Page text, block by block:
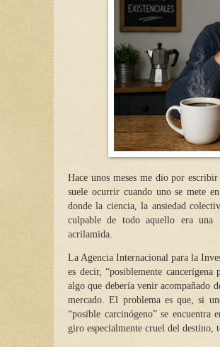
Hace unos meses me dio por
suele ocurrir cuando uno se mete
donde la ciencia, la ansiedad
culpable de todo aquello era
acrilamida.
La Agencia Internacional para la
es decir, “posiblemente
algo que debería venir acompañado
mercado. El problema es que, si
“posible carcinógeno” se encuentra
giro especialmente cruel del destino,